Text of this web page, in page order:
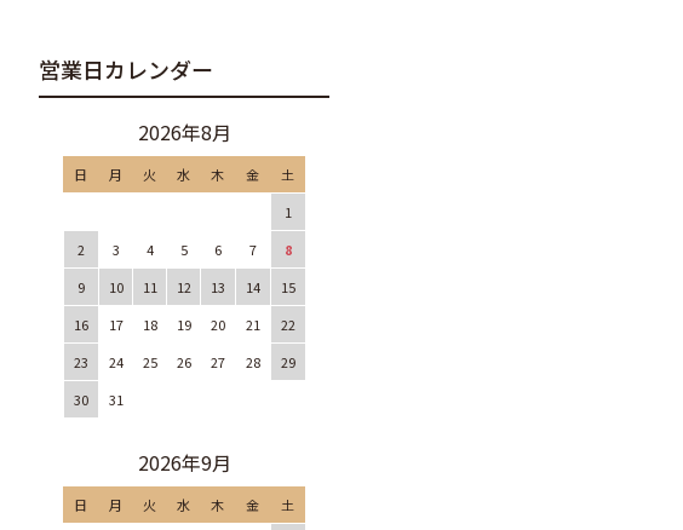
営業日カレンダー
2026年8月
日 月 火 水 木 金
土
1
2
3 4 5 6 7
8
9
10 11 12 13 14
15
16
17 18 19 20 21
22
23
24 25 26 27 28
29
30
31
2026年9月
日 月 火 水 木 金
土